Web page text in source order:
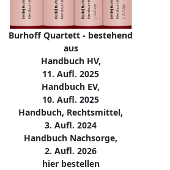
Burhoff Quartett - bestehend
aus
Handbuch HV,
11. Aufl. 2025
Handbuch EV,
10. Aufl. 2025
Handbuch, Rechtsmittel,
3. Aufl. 2024
Handbuch Nachsorge,
2. Aufl. 2026
hier bestellen